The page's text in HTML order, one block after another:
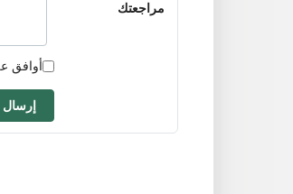
مراجعتك
أوافق
إرسال